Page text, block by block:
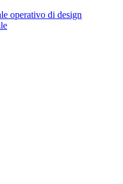
operativo di design